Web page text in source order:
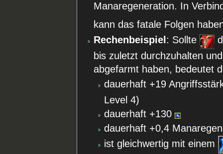
Manaregeneration. In
kann das fatale Folgen
Rechenbeispiel : Sollte
bis zuletzt durchzuhalten
abgefarmt haben, bedeutet
dauerhaft +19
Level 4)
dauerhaft +130
dauerhaft +0,4
ist gleichwertig mit einem